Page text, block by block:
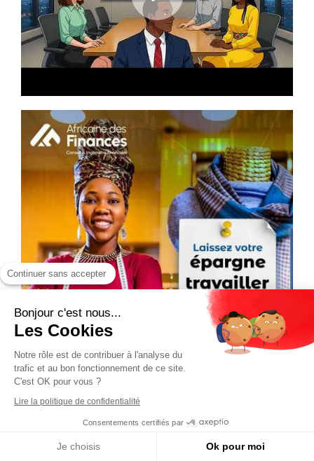
Continuer sans accepter
Bonjour c'est nous...
Les Cookies
Notre rôle est de contribuer à l'analyse du
trafic et au bon fonctionnement de ce site.
C'est OK pour vous ?
Lire la politique de confidentialité
Consentements certifiés par
Je choisis Ok pour moi